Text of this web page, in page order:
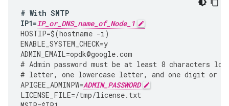
# With SMTP
IP1=IP_or_DNS_name_of_Node_1
HOSTIP=$(hostname -i)
ENABLE_SYSTEM_CHECK=y
ADMIN_EMAIL=opdk@google.com
# Admin password must be at least 8 characters
# letter, one lowercase letter, and one digit or
APIGEE_ADMINPW=ADMIN_PASSWORD
LICENSE_FILE=/tmp/license.txt